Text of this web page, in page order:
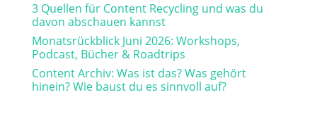
3 Quellen für Content Recycling und was du
davon abschauen kannst
Monatsrückblick Juni 2026: Workshops,
Podcast, Bücher & Roadtrips
Content Archiv: Was ist das? Was gehört
hinein? Wie baust du es sinnvoll auf?